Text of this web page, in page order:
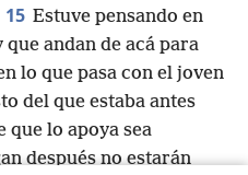
15 Estuve pensando en
andan de acá para
lo que pasa con el joven
del que estaba antes
que lo apoya sea
después no estarán